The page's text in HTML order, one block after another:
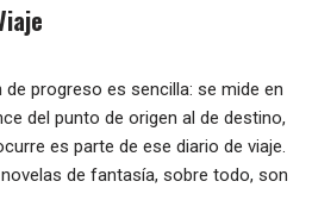
progreso es sencilla: se mide en
del punto de origen al de destino,
es parte de ese diario de viaje.
de fantasía, sobre todo, son